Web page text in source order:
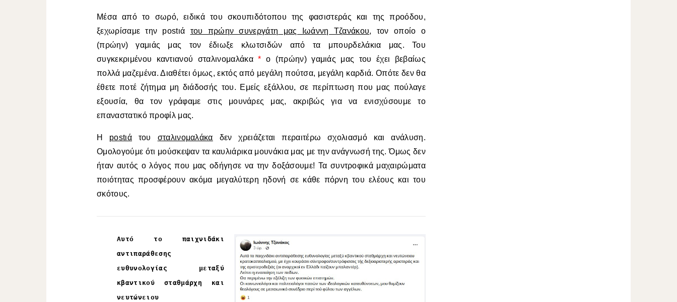
Μέσα από το σωρό, ειδικά του σκουπιδότοπου της φασιστεράς και της προόδου,
ξεχωρίσαμε την postιά του πρώην συνεργάτη μας Ιωάννη Τζανάκου, τον οποίο ο
(πρώην) γαμιάς μας τον έδιωξε κλωτσιδών από τα μπουρδελάκια μας. Του
συγκεκριμένου καντιανού σταλινομαλάκα* ο (πρώην) γαμιάς μας του έχει βεβαίως
πολλά μαζεμένα. Διαθέτει όμως, εκτός από μεγάλη πούτσα, μεγάλη καρδιά. Οπότε δεν θα
έθετε ποτέ ζήτημα μη διάδοσής του. Εμείς εξάλλου, σε περίπτωση που μας πούλαγε
εξουσία, θα τον γράφαμε στις μουνάρες μας, ακριβώς για να ενισχύσουμε το
επαναστατικό προφίλ μας.
Η postιά του σταλινομαλάκα δεν χρειάζεται περαιτέρω σχολιασμό και ανάλυση.
Ομολογούμε ότι μούσκεψαν τα καυλιάρικα μουνάκια μας με την ανάγνωσή της. Όμως δεν
ήταν αυτός ο λόγος που μας οδήγησε να την δοξάσουμε! Τα συντροφικά μαχαιρώματα
ποιότητας προσφέρουν ακόμα μεγαλύτερη ηδονή σε κάθε πόρνη του ελέους και του
σκότους.
Αυτό το παιχνιδάκι
αντιπαράθεσης
ευθυνολογίας μεταξύ
κβαντικού σταθμάρχη και
νευτώνειου